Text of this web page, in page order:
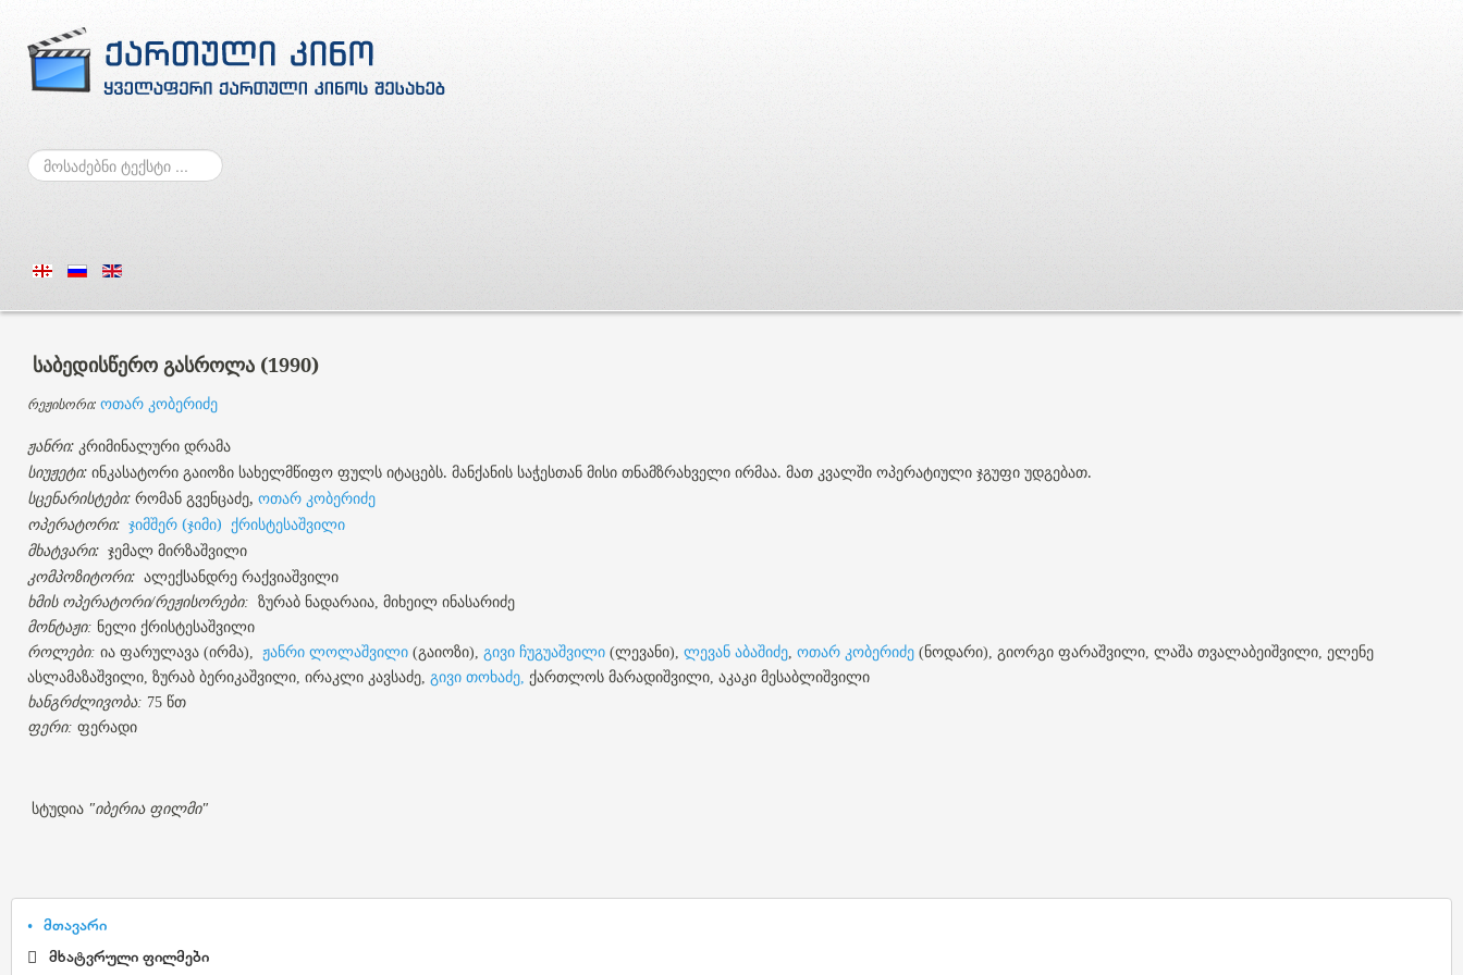
ძებნა
საბედისწერო გასროლა (1990)
რეჟისორი: ოთარ კობერიძე
ჟანრი: კრიმინალური დრამა
სიუჟეტი: ინკასატორი გაიოზი სახელმწიფო ფულს იტაცებს. მანქანის საჭესთან მისი თნამზრახველი ირმაა. მათ კვალში ოპერატიული ჯგუფი უდგებათ.
სცენარისტები: რომან გვენცაძე, ოთარ კობერიძე
ოპერატორი: ჯიმშერ (ჯიმი) ქრისტესაშვილი
მხატვარი: ჯემალ მირზაშვილი
კომპოზიტორი: ალექსანდრე რაქვიაშვილი
ხმის ოპერატორი/რეჟისორები: ზურაბ ნადარაია, მიხეილ ინასარიძე
მონტაჟი: ნელი ქრისტესაშვილი
როლები: ია ფარულავა (ირმა), ჟანრი ლოლაშვილი (გაიოზი), გივი ჩუგუაშვილი (ლევანი), ლევან აბაშიძე, ოთარ კობერიძე (ნოდარი), გიორგი ფარაშვილი, ლაშა თვალაბეიშვილი, ელენე
ასლამაზაშვილი, ზურაბ ბერიკაშვილი, ირაკლი კავსაძე, გივი თოხაძე, ქართლოს მარადიშვილი, აკაკი მესაბლიშვილი
ხანგრძლივობა: 75 წთ
ფერი: ფერადი
სტუდია "იბერია ფილმი"
მთავარი
მხატვრული ფილმები